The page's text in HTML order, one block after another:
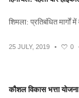
शिमला: प्रतिबंधित मार्गों
25 JULY, 2019 • 0
कौशल विकास भत्ता